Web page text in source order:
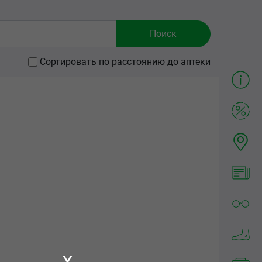
Сортировать по расстоянию до аптеки